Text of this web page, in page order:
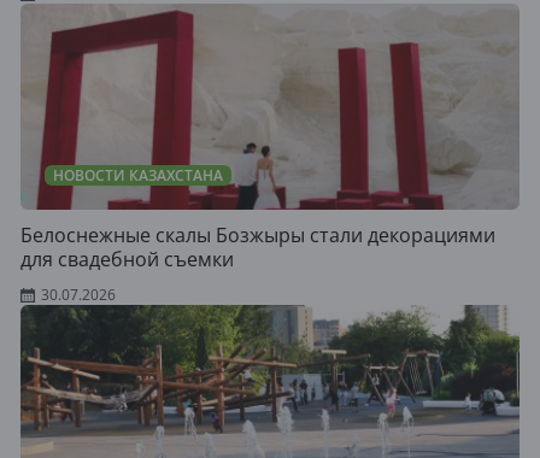
НОВОСТИ КАЗАХСТАНА
Белоснежные скалы Бозжыры стали декорациями
для свадебной съемки
30.07.2026